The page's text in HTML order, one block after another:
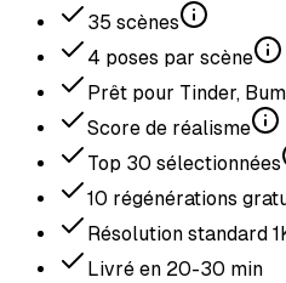
35 scènes
4 poses par scène
Prêt pour Tinder,
Score de réalisme
Top 30 sélectionnées
10 régénérations
Résolution standard
Livré en 20-30 min